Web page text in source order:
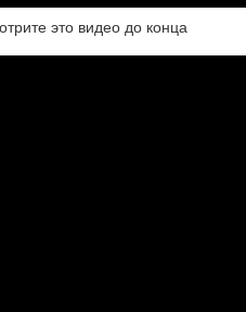
это видео до конца